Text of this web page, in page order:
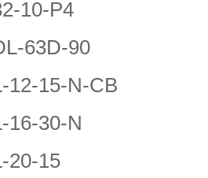
10-P4
63D-90
12-15-N-CB
16-30-N
20-15